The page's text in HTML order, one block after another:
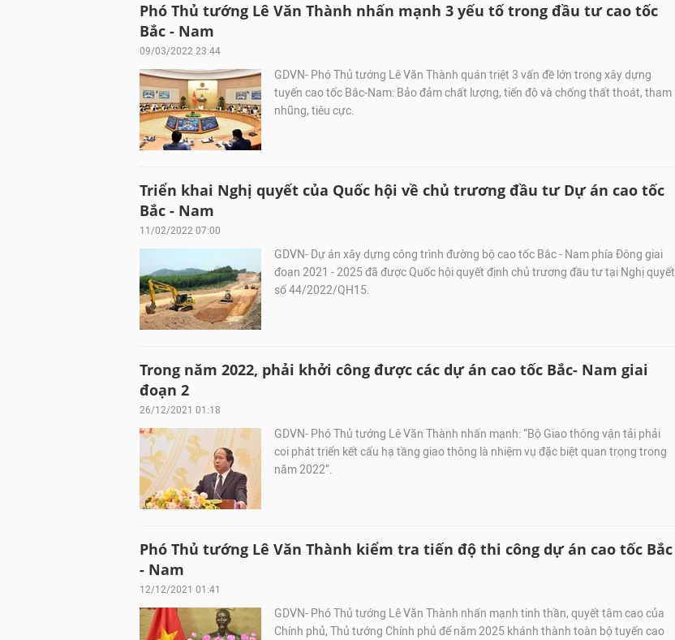
Phó Thủ tướng Lê Văn Thành nhấn mạnh 3 yếu tố trong đầu tư cao tốc
Bắc - Nam
09/03/2022 23:44
GDVN- Phó Thủ tướng Lê Văn Thành quán triệt 3 vấn đề lớn trong xây dựng
tuyến cao tốc Bắc-Nam: Bảo đảm chất lượng, tiến độ và chống thất thoát, tham
nhũng, tiêu cực.
Triển khai Nghị quyết của Quốc hội về chủ trương đầu tư Dự án cao tốc
Bắc - Nam
11/02/2022 07:00
GDVN- Dự án xây dựng công trình đường bộ cao tốc Bắc - Nam phía Đông giai
đoạn 2021 - 2025 đã được Quốc hội quyết định chủ trương đầu tư tại Nghị quyết
số 44/2022/QH15.
Trong năm 2022, phải khởi công được các dự án cao tốc Bắc- Nam giai
đoạn 2
26/12/2021 01:18
GDVN- Phó Thủ tướng Lê Văn Thành nhấn mạnh: “Bộ Giao thông vận tải phải
coi phát triển kết cấu hạ tầng giao thông là nhiệm vụ đặc biệt quan trọng trong
năm 2022”.
Phó Thủ tướng Lê Văn Thành kiểm tra tiến độ thi công dự án cao tốc Bắc
- Nam
12/12/2021 01:41
GDVN- Phó Thủ tướng Lê Văn Thành nhấn mạnh tinh thần, quyết tâm cao của
Chính phủ, Thủ tướng Chính phủ để năm 2025 khánh thành toàn bộ tuyến cao